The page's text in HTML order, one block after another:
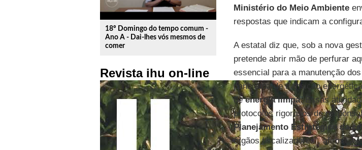
18º Domingo do tempo comum -
Ano A - Dai-lhes vós mesmos de
comer
Revista ihu on-line
Ministério do Meio Ambiente
respostas que indicam a
A estatal diz que, sob a nova
pretende abrir mão de perfurar
essencial para a manutenção
panorama de transição
deenergia limpa. Essas
protocolos rigorosos de
Planejamento Estratégico da
órgãos fiscalizadores”, afirma a